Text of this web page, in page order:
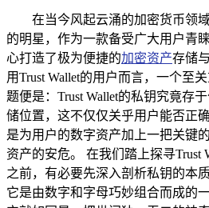
在当今风起云涌的加密货币领
的明星，作为一款备受广大用户青
心打造了极为便捷的加密资产存储
用Trust Wallet的用户而言，一个至
题便是：Trust Wallet的私钥究竟存
储位置，这不仅仅关乎用户能否正
是为用户的数字资产加上一把关键
资产的安危。 在我们踏上探寻Trust
之前，有必要先深入剖析私钥的本
它是由数字和字母巧妙组合而成的